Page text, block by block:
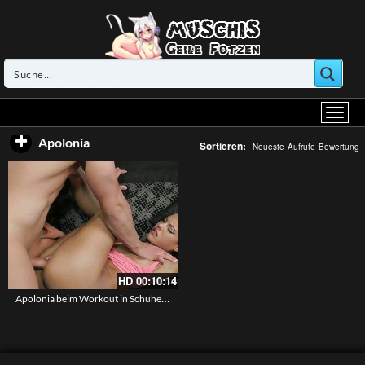
Apolonia Sortieren: Neueste Aufrufe Bewertung
HD 00:10:14
Apolonia beim Workout in Schuhen – Ihre enge Teenmuschi bearbeitet den harten Penis